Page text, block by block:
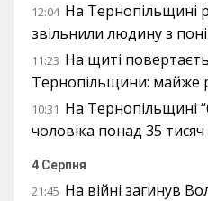
12:04 На Тернопільщині
звільнили людину з
11:23 На щиті
Тернопільщини: майже
10:31 На Тернопільщині
чоловіка понад 35
4 Серпня
21:45 На війні загинув